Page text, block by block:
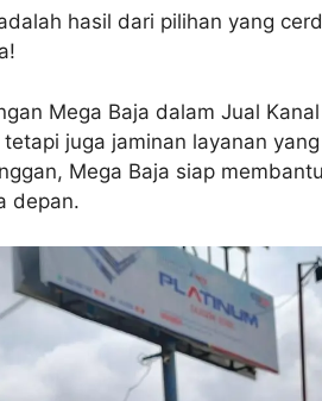
hasil dari pilihan yang
Mega Baja dalam Jual
juga jaminan layanan
Mega Baja siap
depan.